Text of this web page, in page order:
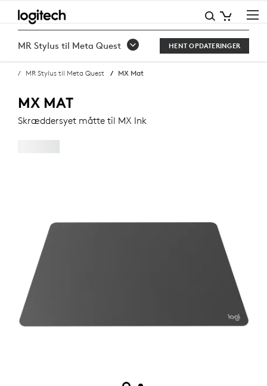
KØB
MX
MAT
MR Stylus til Meta Quest HENT OPDATERINGER
MR Stylus til Meta Quest MX Mat
MX MAT
Skræddersyet måtte til MX Ink